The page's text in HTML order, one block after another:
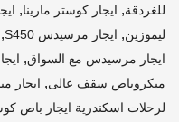
للغردقة, ايجار كوستر مارينا,
ليموزين, ايجار مرسيدس S450 ,
ايجار مرسيدس مع السواق,
ميكروباص سقف عالى, ايجار
لرحلات اسكندرية ايجار باص